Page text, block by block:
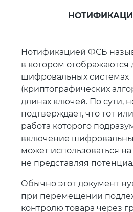
Нотификацией ФСБ
в котором отображаются
шифровальных системах
(криптографических
длинах ключей. По сути,
подтверждает, что тот
работа которого
включение
может использоваться
не представляя
Обычно этот документ
при перемещении
контролю товара через